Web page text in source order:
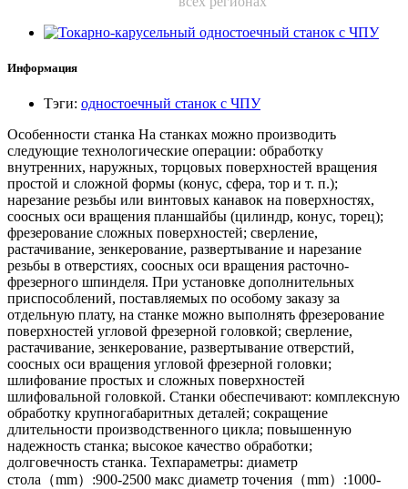
Информация
Тэги: одностоечный станок с ЧПУ
Особенности станка На станках можно производить
следующие технологические операции: обработку
внутренних, наружных, торцовых поверхностей вращения
простой и сложной формы (конус, сфера, тор и т. п.);
нарезание резьбы или винтовых канавок на поверхностях,
соосных оси вращения планшайбы (цилиндр, конус, торец);
фрезерование сложных поверхностей; сверление,
растачивание, зенкерование, развертывание и нарезание
резьбы в отверстиях, соосных оси вращения расточно-
фрезерного шпинделя. При установке дополнительных
приспособлений, поставляемых по особому заказу за
отдельную плату, на станке можно выполнять фрезерование
поверхностей угловой фрезерной головкой; сверление,
растачивание, зенкерование, развертывание отверстий,
соосных оси вращения угловой фрезерной головки;
шлифование простых и сложных поверхностей
шлифовальной головкой. Станки обеспечивают: комплексную
обработку крупногабаритных деталей; сокращение
длительности производственного цикла; повышенную
надежность станка; высокое качество обработки;
долговечность станка. Техпараметры: диаметр
стола（mm）:900-2500 макс диаметр точения（mm）:1000-